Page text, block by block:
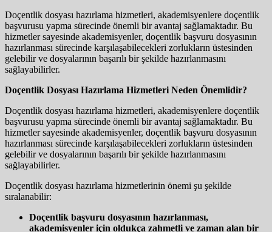
Doçentlik dosyası hazırlama hizmetleri, akademisyenlere doçentlik
başvurusu yapma sürecinde önemli bir avantaj sağlamaktadır. Bu
hizmetler sayesinde akademisyenler, doçentlik başvuru dosyasının
hazırlanması sürecinde karşılaşabilecekleri zorlukların üstesinden
gelebilir ve dosyalarının başarılı bir şekilde hazırlanmasını
sağlayabilirler.
Doçentlik Dosyası Hazırlama Hizmetleri Neden Önemlidir?
Doçentlik dosyası hazırlama hizmetleri, akademisyenlere doçentlik
başvurusu yapma sürecinde önemli bir avantaj sağlamaktadır. Bu
hizmetler sayesinde akademisyenler, doçentlik başvuru dosyasının
hazırlanması sürecinde karşılaşabilecekleri zorlukların üstesinden
gelebilir ve dosyalarının başarılı bir şekilde hazırlanmasını
sağlayabilirler.
Doçentlik dosyası hazırlama hizmetlerinin önemi şu şekilde
sıralanabilir:
Doçentlik başvuru dosyasının hazırlanması,
akademisyenler için oldukça zahmetli ve zaman alan bir